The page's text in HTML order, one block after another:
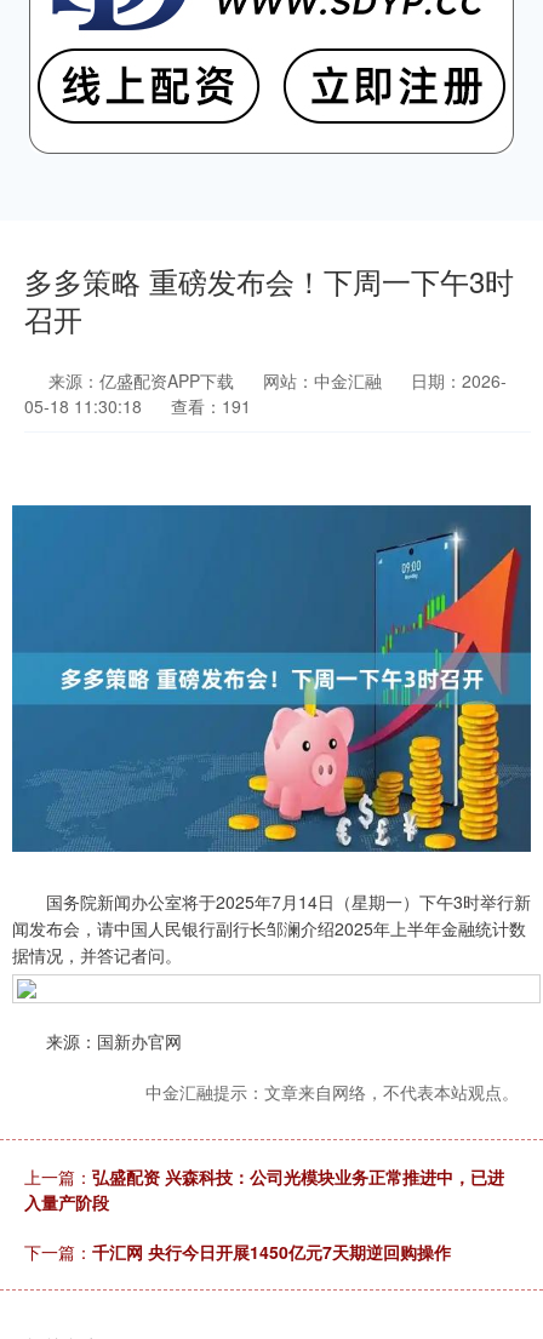
多多策略 重磅发布会！下周一下午3时
召开
来源：亿盛配资APP下载 网站：中金汇融
日期：2026-
05-18 11:30:18
查看：191
国务院新闻办公室将于2025年7月14日（星期一）下午3时举行新
闻发布会，请中国人民银行副行长邹澜介绍2025年上半年金融统计数
据情况，并答记者问。
来源：国新办官网
中金汇融提示：文章来自网络，不代表本站观点。
上一篇： 弘盛配资 兴森科技：公司光模块业务正常推进中，已进
入量产阶段
下一篇： 千汇网 央行今日开展1450亿元7天期逆回购操作